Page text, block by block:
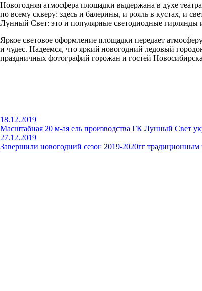
Новогодняя атмосфера площадки выдержана в духе
по всему скверу: здесь и балерины, и рояль в кустах, и
Лунный Свет: это и популярные светодиодные
Яркое световое оформление площадки передает
и чудес. Надеемся, что яркий новогодний ледовый
праздничных фотографий горожан и гостей
18.12.2019
Масштабная 20 м-ая ель производства ГК Лунный Свет
27.12.2019
Завершили новогодний сезон 2019-2020гг традиционным